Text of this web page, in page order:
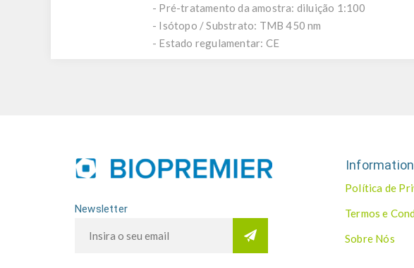
- Pré-tratamento da amostra: diluição 1:100
- Isótopo / Substrato: TMB 450 nm
- Estado regulamentar: CE
Newsletter
Information
Política de
Termos e
Sobre Nós